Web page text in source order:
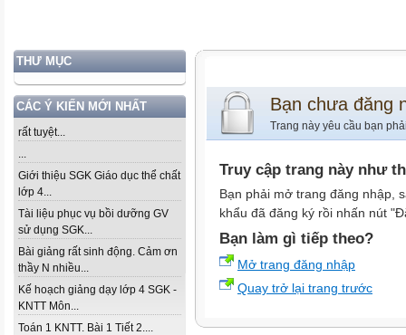
THƯ MỤC
CÁC Ý KIẾN MỚI NHẤT
rất tuyệt...
...
Giới thiệu SGK Giáo dục thể chất
lớp 4...
Tài liệu phục vụ bồi dưỡng GV
sử dụng SGK...
Bài giảng rất sinh động. Cảm ơn
thầy N nhiều...
Kế hoạch giảng dạy lớp 4 SGK -
KNTT Môn...
Toán 1 KNTT. Bài 1 Tiết 2....
Bạn chưa đăng
Trang này yêu cầu bạn
Truy cập trang này như
Bạn phải mở trang đăng nhập,
khẩu đã đăng ký rồi nhấn nút
Bạn làm gì tiếp theo?
Mở trang đăng nhập
Quay trở lại trang trước